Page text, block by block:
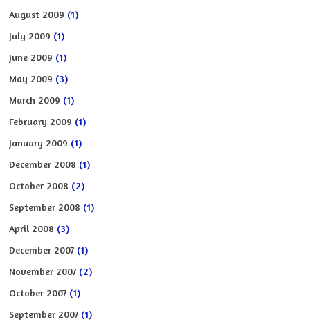
August 2009 (1)
July 2009 (1)
June 2009 (1)
May 2009 (3)
March 2009 (1)
February 2009 (1)
January 2009 (1)
December 2008 (1)
October 2008 (2)
September 2008 (1)
April 2008 (3)
December 2007 (1)
November 2007 (2)
October 2007 (1)
September 2007 (1)